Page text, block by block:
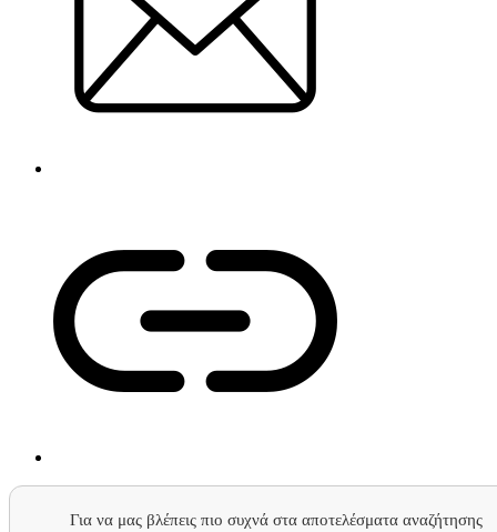
Για να μας βλέπεις πιο συχνά στα αποτελέσματα αναζήτησης